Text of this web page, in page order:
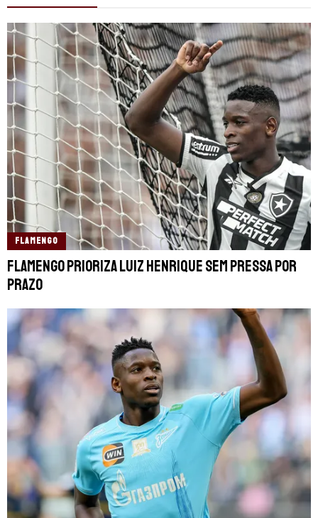
FLAMENGO
Flamengo prioriza Luiz Henrique sem pressa por
prazo